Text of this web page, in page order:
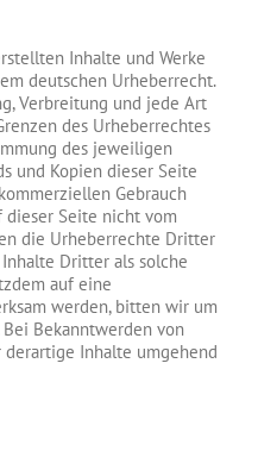
Inhalte und Werke
deutschen Urheberrecht.
Verbreitung und jede Art
des Urheberrechtes
des jeweiligen
und Kopien dieser Seite
Gebrauch
Seite nicht vom
die Urheberrechte Dritter
Dritter als solche
auf eine
werden, bitten wir um
Bekanntwerden von
Inhalte umgehend